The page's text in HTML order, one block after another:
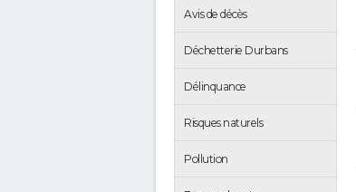
Avis de décès
Déchetterie Durbans
Délinquance
Risques naturels
Pollution